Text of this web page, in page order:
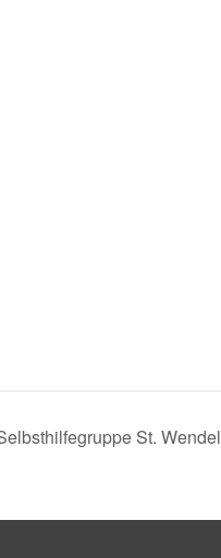
St. Wendel